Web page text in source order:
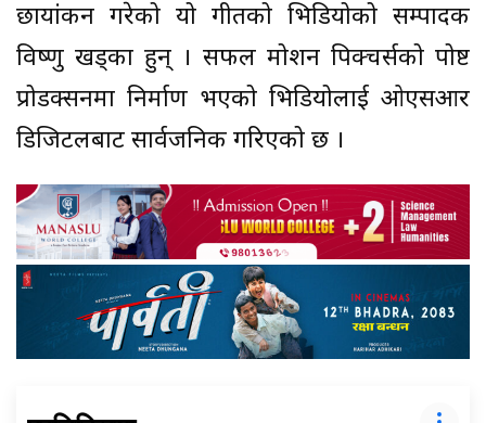
छायांकन गरेको यो गीतको भिडियोको सम्पादक
विष्णु खड्का हुन् । सफल मोशन पिक्चर्सको पोष्ट
प्रोडक्सनमा निर्माण भएको भिडियोलाई ओएसआर
डिजिटलबाट सार्वजनिक गरिएको छ ।